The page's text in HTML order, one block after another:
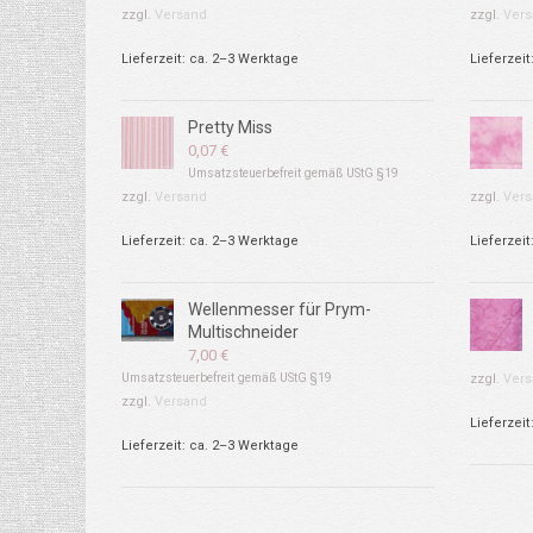
zzgl. Versand
Lieferzeit: ca. 2–3 Werktage
Pretty Miss
0,07 €
Umsatzsteuerbefreit gemäß UStG §19
zzgl. Versand
Lieferzeit: ca. 2–3 Werktage
Wellenmesser für Prym-
Multischneider
7,00 €
Umsatzsteuerbefreit gemäß UStG §19
zzgl. Versand
Lieferzeit: ca. 2–3 Werktage
zzgl.
zzgl.
zzgl.